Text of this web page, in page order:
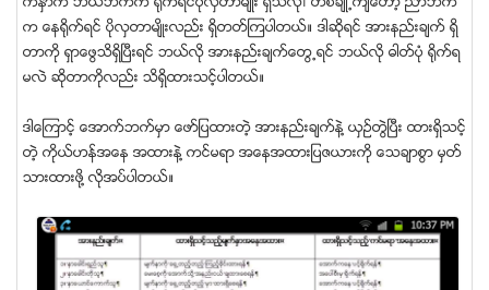
က ေနရုိက္ရင္ ပိုလွတာမ်ိဳးလည္း ရွိတတ္ၾကပါတယ္။ ဒါဆိုရင္ အားနည္းခ်က္ ရွိ
တာကို ရွာေဖြသိရွိၿပီးရင္ ဘယ္လို အားနည္းခ်က္ေတြ႕ရင္ ဘယ္လို ဓါတ္ပံု ရုိက္ရ
မလဲ ဆိုတာကိုလည္း သိရွိထားသင့္ပါတယ္။
ဒါေၾကာင့္ ေအာက္ဘက္မွာ ေဖာ္ျပထားတဲ့ အားနည္းခ်က္နဲ႔ ယွဥ္တြဲၿပီး ထားရွိသင့္
တဲ့ ကိုယ္ဟန္အေန အထားနဲ႔ ကင္မရာ အေနအထားျပဇယားကို ေသခ်ာစြာ မွတ္
သားထားဖို႔ လိုအပ္ပါတယ္။